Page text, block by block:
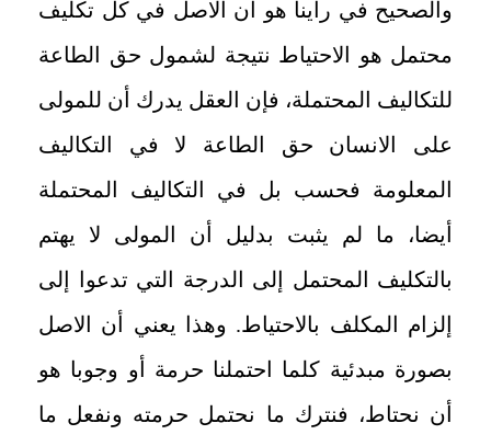
والصحيح في رأينا هو أن الاصل في كل تكليف
محتمل هو الاحتياط نتيجة لشمول حق الطاعة
للتكاليف المحتملة، فإن العقل يدرك أن للمولى
على الانسان حق الطاعة لا في التكاليف
المعلومة فحسب بل في التكاليف المحتملة
أيضا، ما لم يثبت بدليل أن المولى لا يهتم
بالتكليف المحتمل إلى الدرجة التي تدعوا إلى
إلزام المكلف بالاحتياط. وهذا يعني أن الاصل
بصورة مبدئية كلما احتملنا حرمة أو وجوبا هو
أن نحتاط، فنترك ما نحتمل حرمته ونفعل ما